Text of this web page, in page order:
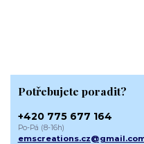
Potřebujete poradit?
+420 775 677 164
Po-Pá (8-16h)